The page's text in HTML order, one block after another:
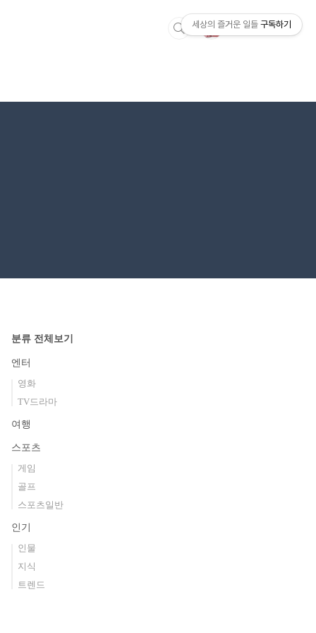
분류 전체보기
엔터
영화
TV드라마
여행
스포츠
게임
골프
스포츠일반
인기
인물
지식
트렌드
세상의 즐거운 일들 구독하기